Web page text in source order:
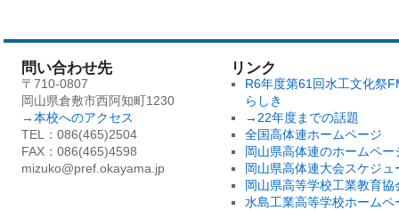
問い合わせ先
〒710-0807
岡山県倉敷市西阿知町1230
→本校へのアクセス
TEL：086(465)2504
FAX：086(465)4598
mizuko@pref.okayama.jp
リンク
R6年度第61回水工文化祭
らしき
→22年度までの話題
全国高体連ホームページ
岡山県高体連のホームペー
岡山県高体連大会スケジュ
岡山県高等学校工業教育協
水島工業高等学校ホームペ